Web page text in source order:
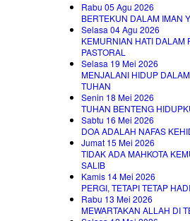
Rabu 05 Agu 2026
BERTEKUN DALAM IMAN
Selasa 04 Agu 2026
KEMURNIAN HATI DALAM
PASTORAL
Selasa 19 Mei 2026
MENJALANI HIDUP
TUHAN
Senin 18 Mei 2026
TUHAN BENTENG
Sabtu 16 Mei 2026
DOA ADALAH NAFAS
Jumat 15 Mei 2026
TIDAK ADA MAHKOTA
SALIB
Kamis 14 Mei 2026
PERGI, TETAPI TETAP
Rabu 13 Mei 2026
MEWARTAKAN ALLAH DI